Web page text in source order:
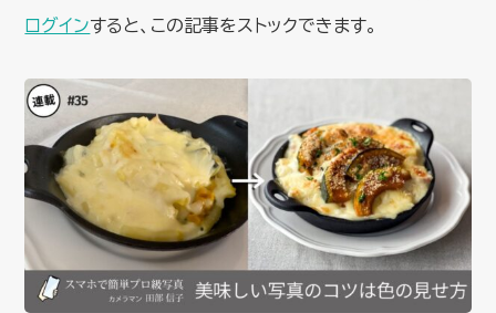
ログインすると、この記事をストックできます。